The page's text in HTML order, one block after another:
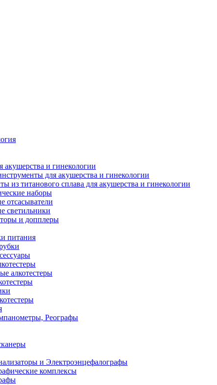
акушерства и гинекологии
для акушерства и гинекологии
из титанового сплава для акушерства и гинекологии
наборы
отсасыватели
светильники
и допплеры
питания
алкотестеры
Реографы
и Электроэнцефалографы
комплексы